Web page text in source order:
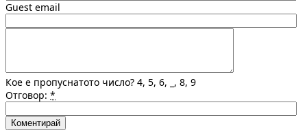
Guest email
Кое е пропуснатото число? 4, 5, 6, _, 8, 9
Отговор: *